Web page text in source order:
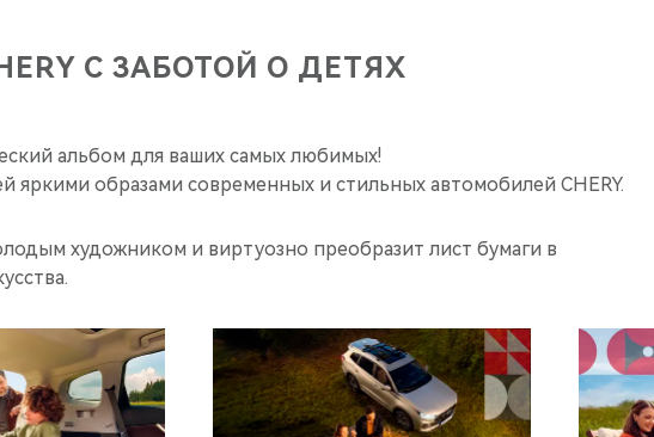
С ЗАБОТОЙ О ДЕТЯХ
альбом для ваших самых любимых!
яркими образами современных и стильных автомобилей CHERY.
художником и виртуозно преобразит лист бумаги в